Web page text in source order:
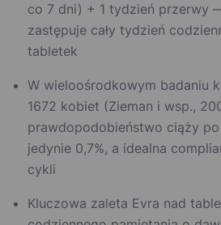
co 7 dni) + 1 tydzień przerwy
zastępuje cały tydzień
tabletek
W wieloośrodkowym badaniu
1672 kobiet (Zieman i wsp.,
prawdopodobieństwo ciąży po
jedynie 0,7%, a idealna
cykli
Kluczowa zaleta Evra nad